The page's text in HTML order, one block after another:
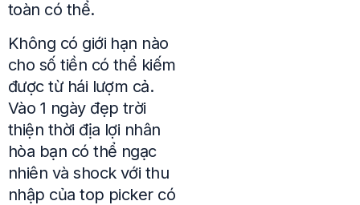
toàn có thể.
Không có giới hạn nào
cho số tiền có thể kiếm
được từ hái lượm cả.
Vào 1 ngày đẹp trời
thiện thời địa lợi nhân
hòa bạn có thể ngạc
nhiên và shock với thu
nhập của top picker có